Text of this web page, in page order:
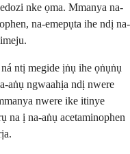
nke ọma. Mmanya na-
na-emepụta ihe ndị na-
ntị megide ịṅụ ihe ọṅụṅụ
aṅụ ngwaahịa ndị nwere
nwere ike itinye
na ị na-aṅụ acetaminophen